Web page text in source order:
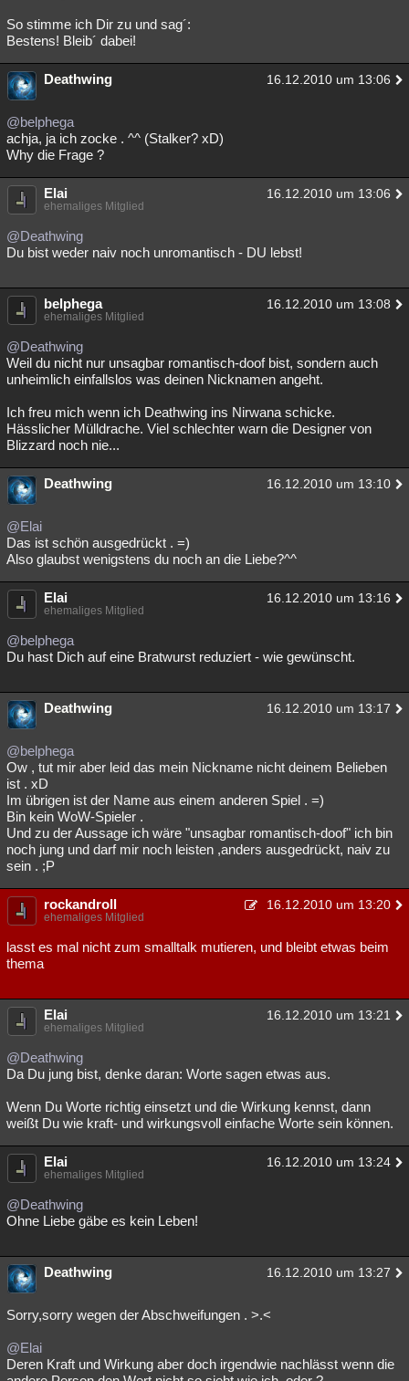
So stimme ich Dir zu und sag´:
Bestens! Bleib´ dabei!
Deathwing 16.12.2010 um 13:06
@belphega
achja, ja ich zocke . ^^ (Stalker? xD)
Why die Frage ?
Elai 16.12.2010 um 13:06
ehemaliges Mitglied
@Deathwing
Du bist weder naiv noch unromantisch - DU lebst!
belphega 16.12.2010 um 13:08
ehemaliges Mitglied
@Deathwing
Weil du nicht nur unsagbar romantisch-doof bist, sondern auch
unheimlich einfallslos was deinen Nicknamen angeht.
Ich freu mich wenn ich Deathwing ins Nirwana schicke.
Hässlicher Mülldrache. Viel schlechter warn die Designer von
Blizzard noch nie...
Deathwing 16.12.2010 um 13:10
@Elai
Das ist schön ausgedrückt . =)
Also glaubst wenigstens du noch an die Liebe?^^
Elai 16.12.2010 um 13:16
ehemaliges Mitglied
@belphega
Du hast Dich auf eine Bratwurst reduziert - wie gewünscht.
Deathwing 16.12.2010 um 13:17
@belphega
Ow , tut mir aber leid das mein Nickname nicht deinem Belieben
ist . xD
Im übrigen ist der Name aus einem anderen Spiel . =)
Bin kein WoW-Spieler .
Und zu der Aussage ich wäre "unsagbar romantisch-doof" ich bin
noch jung und darf mir noch leisten ,anders ausgedrückt, naiv zu
sein . ;P
rockandroll 16.12.2010 um 13:20
ehemaliges Mitglied
lasst es mal nicht zum smalltalk mutieren, und bleibt etwas beim
thema
Elai 16.12.2010 um 13:21
ehemaliges Mitglied
@Deathwing
Da Du jung bist, denke daran: Worte sagen etwas aus.
Wenn Du Worte richtig einsetzt und die Wirkung kennst, dann
weißt Du wie kraft- und wirkungsvoll einfache Worte sein können.
Elai 16.12.2010 um 13:24
ehemaliges Mitglied
@Deathwing
Ohne Liebe gäbe es kein Leben!
Deathwing 16.12.2010 um 13:27
Sorry,sorry wegen der Abschweifungen . >.<
@Elai
Deren Kraft und Wirkung aber doch irgendwie nachlässt wenn die